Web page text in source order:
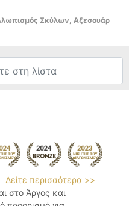
Σκύλων, Αξεσουάρ
Δείτε περισσότερα >>
στο Άργος και